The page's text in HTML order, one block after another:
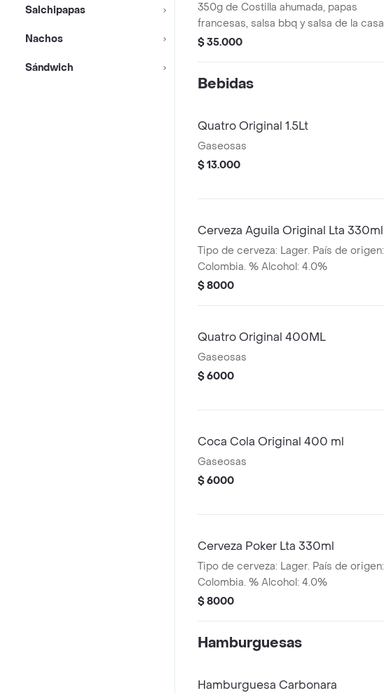
Salchipapas
Nachos
Sándwich
350g de Costilla ahumada, papas
francesas, salsa bbq y salsa de la casa
$ 35.000
Bebidas
Quatro Original 1.5Lt
Gaseosas
$ 13.000
Cerveza Aguila Original Lta 330ml
Tipo de cerveza: Lager. País de origen:
Colombia. % Alcohol: 4.0%
$ 8000
Quatro Original 400ML
Gaseosas
$ 6000
Coca Cola Original 400 ml
Gaseosas
$ 6000
Cerveza Poker Lta 330ml
Tipo de cerveza: Lager. País de origen:
Colombia. % Alcohol: 4.0%
$ 8000
Hamburguesas
Hamburguesa Carbonara